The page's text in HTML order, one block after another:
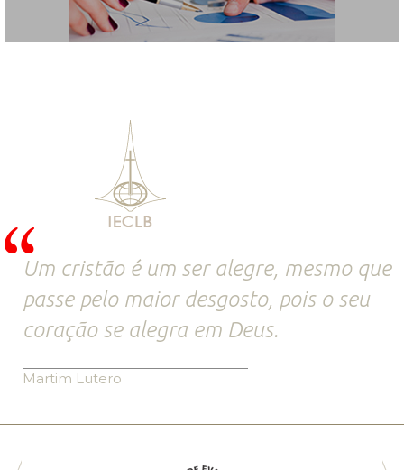
Um cristão é um ser alegre, mesmo que
passe pelo maior desgosto, pois o seu
coração se alegra em Deus.
Martim Lutero